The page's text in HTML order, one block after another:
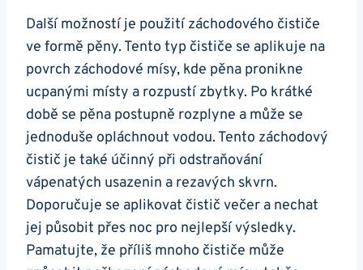
Další možností je použití záchodového čističe
ve ​formě pěny. Tento typ čističe se aplikuje ​na
povrch záchodové mísy, kde pěna pronikne
ucpanými‍ místy a rozpustí zbytky. Po krátké
době se pěna⁢ postupně rozplyne a‌ může se
jednoduše opláchnout vodou.‍ Tento záchodový
čistič je také účinný při odstraňování
vápenatých usazenin a rezavých skvrn.
Doporučuje se aplikovat čistič večer‍ a nechat
jej působit ⁢přes noc pro nejlepší výsledky.
Pamatujte, že příliš mnoho čističe může